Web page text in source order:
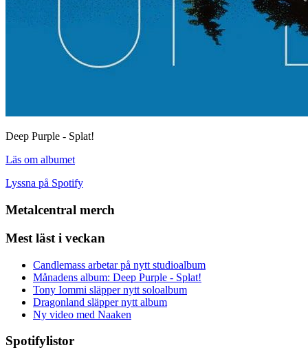
Deep Purple - Splat!
Läs om albumet
Lyssna på Spotify
Metalcentral merch
Mest läst i veckan
Candlemass arbetar på nytt studioalbum
Månadens album: Deep Purple - Splat!
Tony Iommi släpper nytt soloalbum
Dragonland släpper nytt album
Ny video med Naaken
Spotifylistor